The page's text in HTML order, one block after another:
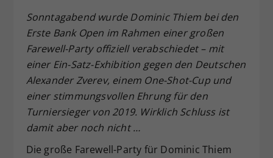
Sonntagabend wurde Dominic Thiem bei den
Erste Bank Open im Rahmen einer großen
Farewell-Party offiziell verabschiedet – mit
einer Ein-Satz-Exhibition gegen den Deutschen
Alexander Zverev, einem One-Shot-Cup und
einer stimmungsvollen Ehrung für den
Turniersieger von 2019. Wirklich Schluss ist
damit aber noch nicht …
Die große Farewell-Party für Dominic Thiem
Zweck
Dieser Wert speichert Ihre Consent-
Einstellungen. Unter anderem eine
zufällig generierte ID, für die
historische Speicherung Ihrer
vorgenommen Einstellungen, falls der
Webseiten-Betreiber dies eingestellt
hat.